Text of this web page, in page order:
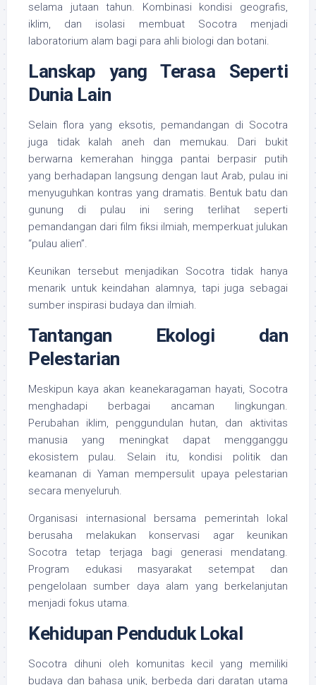
selama jutaan tahun. Kombinasi kondisi geografis,
iklim, dan isolasi membuat Socotra menjadi
laboratorium alam bagi para ahli biologi dan botani.
Lanskap yang Terasa Seperti
Dunia Lain
Selain flora yang eksotis, pemandangan di Socotra
juga tidak kalah aneh dan memukau. Dari bukit
berwarna kemerahan hingga pantai berpasir putih
yang berhadapan langsung dengan laut Arab, pulau ini
menyuguhkan kontras yang dramatis. Bentuk batu dan
gunung di pulau ini sering terlihat seperti
pemandangan dari film fiksi ilmiah, memperkuat julukan
“pulau alien”.
Keunikan tersebut menjadikan Socotra tidak hanya
menarik untuk keindahan alamnya, tapi juga sebagai
sumber inspirasi budaya dan ilmiah.
Tantangan Ekologi dan
Pelestarian
Meskipun kaya akan keanekaragaman hayati, Socotra
menghadapi berbagai ancaman lingkungan.
Perubahan iklim, penggundulan hutan, dan aktivitas
manusia yang meningkat dapat mengganggu
ekosistem pulau. Selain itu, kondisi politik dan
keamanan di Yaman mempersulit upaya pelestarian
secara menyeluruh.
Organisasi internasional bersama pemerintah lokal
berusaha melakukan konservasi agar keunikan
Socotra tetap terjaga bagi generasi mendatang.
Program edukasi masyarakat setempat dan
pengelolaan sumber daya alam yang berkelanjutan
menjadi fokus utama.
Kehidupan Penduduk Lokal
Socotra dihuni oleh komunitas kecil yang memiliki
budaya dan bahasa unik, berbeda dari daratan utama